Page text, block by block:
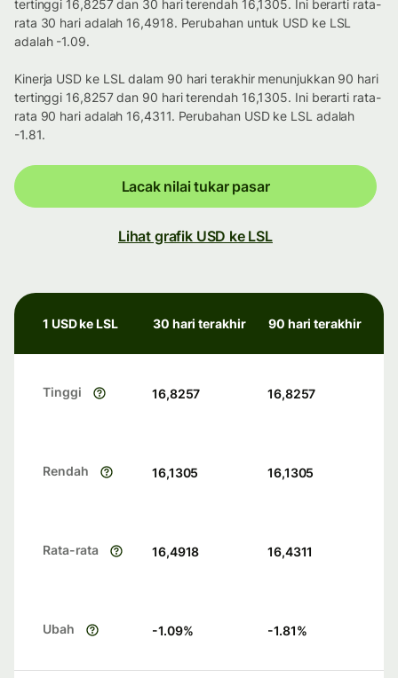
tertinggi 16,8257 dan 30 hari terendah 16,1305. Ini berarti rata-
rata 30 hari adalah 16,4918. Perubahan untuk USD ke LSL
adalah -1.09.
Kinerja USD ke LSL dalam 90 hari terakhir menunjukkan 90 hari
tertinggi 16,8257 dan 90 hari terendah 16,1305. Ini berarti rata-
rata 90 hari adalah 16,4311. Perubahan USD ke LSL adalah
-1.81.
Lacak nilai tukar pasar
Lihat grafik USD ke LSL
1 USD ke LSL 30 hari terakhir 90 hari terakhir
Tinggi 16,8257 16,8257
Rendah 16,1305 16,1305
Rata-rata 16,4918 16,4311
Ubah -1.09% -1.81%